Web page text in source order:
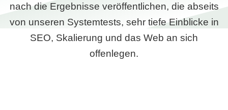
nach die Ergebnisse veröffentlichen, die abseits
von unseren Systemtests, sehr tiefe Einblicke in
SEO, Skalierung und das Web an sich
offenlegen.